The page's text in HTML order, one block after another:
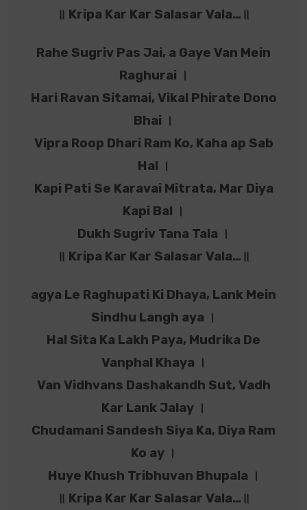
॥ Kripa Kar Kar Salasar Vala…॥
Rahe Sugriv Pas Jai, a Gaye Van Mein
Raghurai ।
Hari Ravan Sitamai, Vikal Phirate Dono
Bhai ।
Vipra Roop Dhari Ram Ko, Kaha ap Sab
Hal ।
Kapi Pati Se Karavai Mitrata, Mar Diya
Kapi Bal ।
Dukh Sugriv Tana Tala ।
॥ Kripa Kar Kar Salasar Vala…॥
agya Le Raghupati Ki Dhaya, Lank Mein
Sindhu Langh aya ।
Hal Sita Ka Lakh Paya, Mudrika De
Vanphal Khaya ।
Van Vidhvans Dashakandh Sut, Vadh
Kar Lank Jalay ।
Chudamani Sandesh Siya Ka, Diya Ram
Ko ay ।
Huye Khush Tribhuvan Bhupala ।
॥ Kripa Kar Kar Salasar Vala…॥